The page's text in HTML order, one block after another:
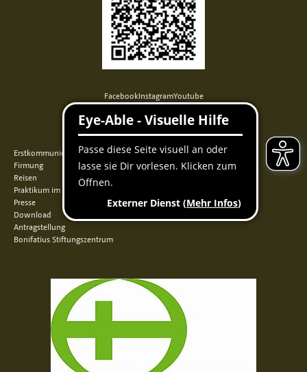
FacebookInstagramYoutube
QUICKLINKS
Erstkommunion
Firmung
Reisen
Praktikum im Norden
Presse
Download
Antragstellung
Bonifatius Stiftungszentrum